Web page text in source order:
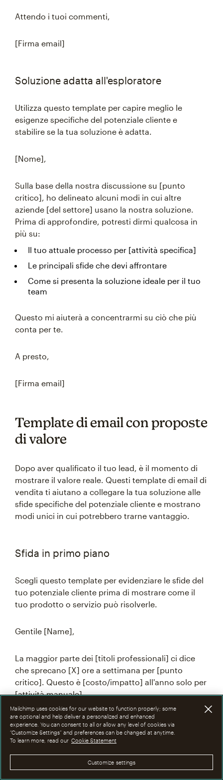
Attendo i tuoi commenti,
[Firma email]
Soluzione adatta all'esploratore
Utilizza questo template per capire meglio le
esigenze specifiche del potenziale cliente e
stabilire se la tua soluzione è adatta.
[Nome],
Sulla base della nostra discussione su [punto
critico], ho delineato alcuni modi in cui altre
aziende [del settore] usano la nostra soluzione.
Prima di approfondire, potresti dirmi qualcosa in
più su:
Il tuo attuale processo per [attività specifica]
Le principali sfide che devi affrontare
Come si presenta la soluzione ideale per il tuo
team
Questo mi aiuterà a concentrarmi su ciò che più
conta per te.
A presto,
[Firma email]
Template di email con proposte
di valore
Dopo aver qualificato il tuo lead, è il momento di
mostrare il valore reale. Questi template di email di
vendita ti aiutano a collegare la tua soluzione alle
sfide specifiche del potenziale cliente e mostrano
modi unici in cui potrebbero trarne vantaggio.
Sfida in primo piano
Scegli questo template per evidenziare le sfide del
tuo potenziale cliente prima di mostrare come il
tuo prodotto o servizio può risolverle.
Gentile [Name],
La maggior parte dei [titoli professionali] ci dice
che sprecano [X] ore a settimana per [punto
critico]. Questo è [costo/impatto] all'anno solo per
[attività manuale].
Abbiamo aiutato [un'azienda simile] a ridurre tale
tempo a [nuovo tempo] tramite [approccio
risolutivo].
Vuoi vedere come? Usa il link del mio calendario
Mailchimp uses cookies for our website to function properly; some
are optional and help deliver a personalized and enhanced
experience. You can consent to all or allow any level of cookies via
“Customize Settings” and preferences can be changed at anytime.
To learn more, read our Cookie Statement
Customize settings